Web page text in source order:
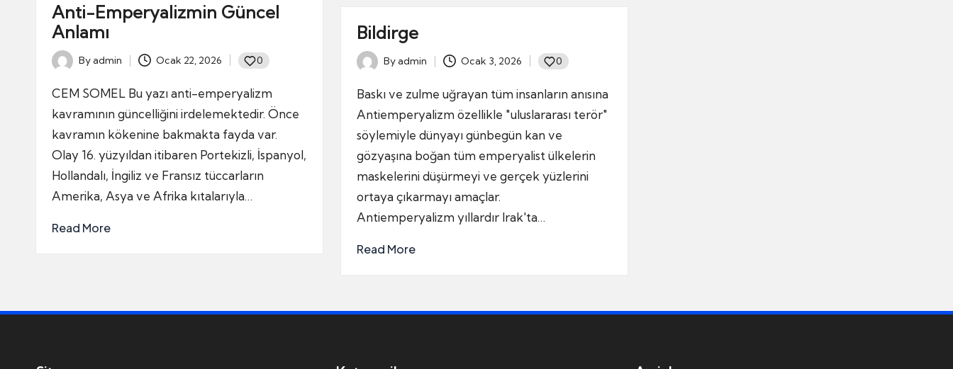
Anti-Emperyalizmin Güncel
Anlamı
Posted
by
Byadmin Ocak 22, 2026 0
CEM SOMEL Bu yazı anti-emperyalizm
kavramının güncelliğini irdelemektedir. Önce
kavramın kökenine bakmakta fayda var.
Olay 16. yüzyıldan itibaren Portekizli, İspanyol,
Hollandalı, İngiliz ve Fransız tüccarların
Amerika, Asya ve Afrika kıtalarıyla…
Read More
Bildirge
Posted
by
Byadmin Ocak 3, 2026 0
Baskı ve zulme uğrayan tüm insanların anısına
Antiemperyalizm özellikle "uluslararası terör"
söylemiyle dünyayı günbegün kan ve
gözyaşına boğan tüm emperyalist ülkelerin
maskelerini düşürmeyi ve gerçek yüzlerini
ortaya çıkarmayı amaçlar.
Antiemperyalizm yıllardır Irak'ta…
Read More